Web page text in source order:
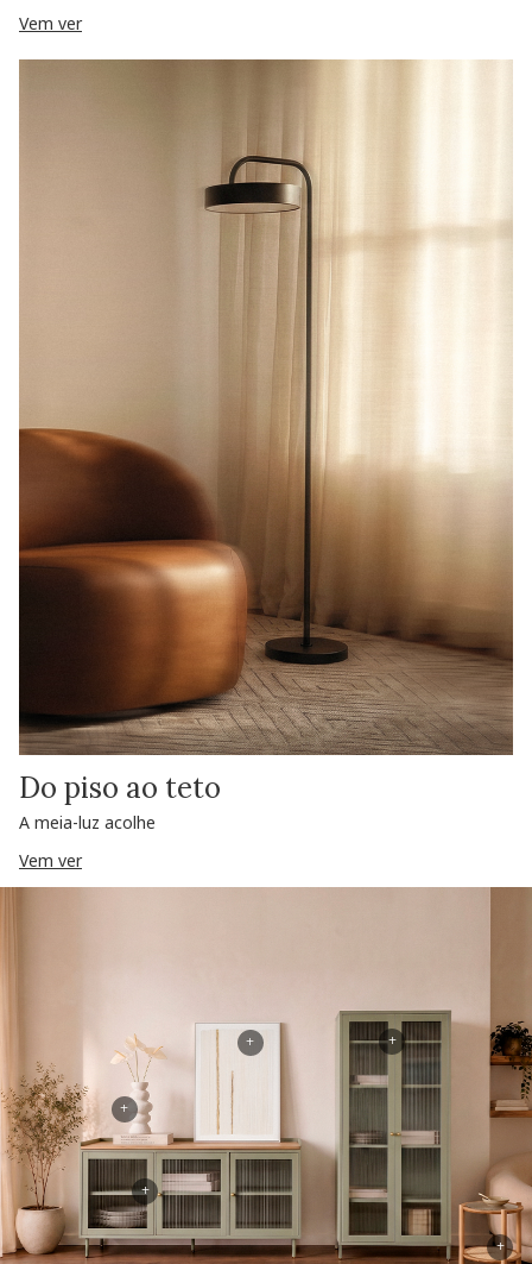
Vem ver
Do piso ao teto
A meia-luz acolhe
Vem ver
+
+
+
+
+